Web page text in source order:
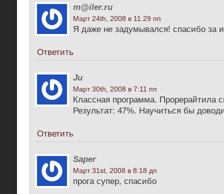
m@iler.ru
Март 24th, 2008 в 11:29 пп
Я даже не задумывался! спасибо за
Ответить
Ju
Март 30th, 2008 в 7:11 пп
Классная программа. Прорерайтила
Результат: 47%. Научиться бы
Ответить
Saper
Март 31st, 2008 в 8:18 дп
прога супер, спасибо